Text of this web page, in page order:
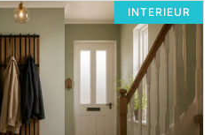
INTERIEUR